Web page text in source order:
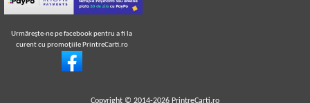
Urmăreşte-ne pe facebook pentru a fi la
curent cu promoţiile PrintreCarti.ro
Copyright © 2014-2026 PrintreCarti.ro